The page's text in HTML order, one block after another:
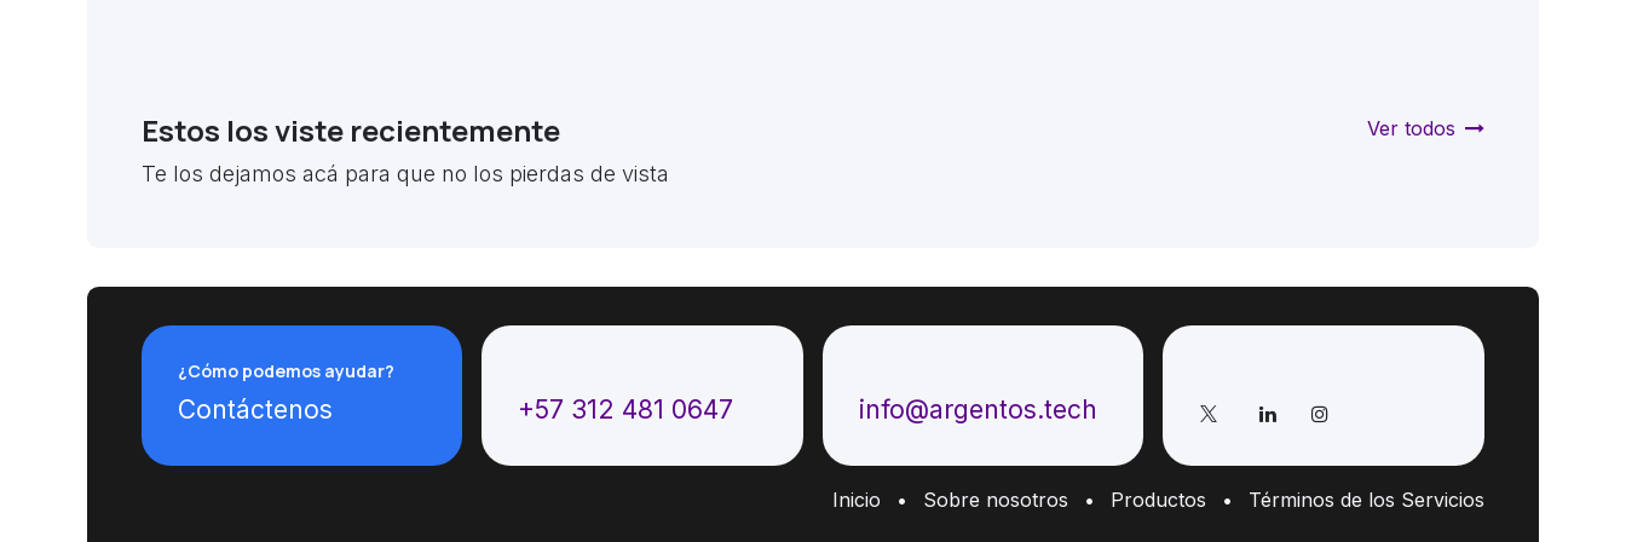
Estos los viste recientemente
Te los dejamos acá para que no los pierdas de vista
Ver todos
¿Cómo podemos ayudar?
Contáctenos +57 312 481 0647 info@argentos.tech
Inicio • Sobre nosotros • Productos • Términos de los Servicios